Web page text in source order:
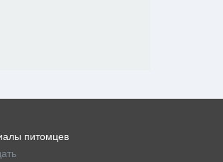
питомцев